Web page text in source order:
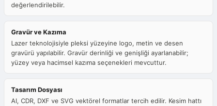
değerlendirilebilir.
Gravür ve Kazıma
Lazer teknolojisiyle pleksi yüzeyine logo, metin ve desen
gravürü yapılabilir. Gravür derinliği ve genişliği ayarlanabilir;
yüzey veya hacimsel kazıma seçenekleri mevcuttur.
Tasarım Dosyası
AI, CDR, DXF ve SVG vektörel formatlar tercih edilir. Kesim hattı